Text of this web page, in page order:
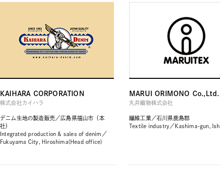
KAIHARA CORPORATION
株式会社カイハラ
デニム生地の製造販売／広島県福山市（本
社）
Integrated production & sales of denim／
Fukuyama City, Hiroshima(Head office)
MARUI ORIMONO Co.,Ltd.
丸井織物株式会社
繊維工業／石川県鹿島郡
Textile industry／Kashima-gun,